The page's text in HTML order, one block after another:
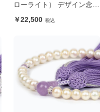
ローライト） デザイン念珠
22,500